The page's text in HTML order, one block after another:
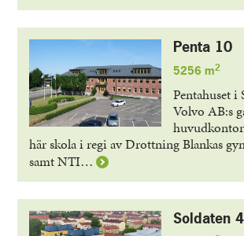
Karlslund
2
Penta 10
5256 m2
Pentahuset i
Volvo AB:s
här skola i regi av Drottning Blankas
samt NTI… Läs
Penta
10
Soldaten 4